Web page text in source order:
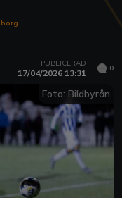
PUBLICERAD
17/04/2026 13:31 0
Foto: Bildbyrån